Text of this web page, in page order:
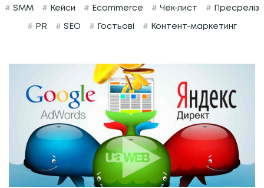
# SMM # Кейси # Ecommerce # Чек-лист # Пресреліз
# PR # SEO # Гостьові # Контент-маркетинг